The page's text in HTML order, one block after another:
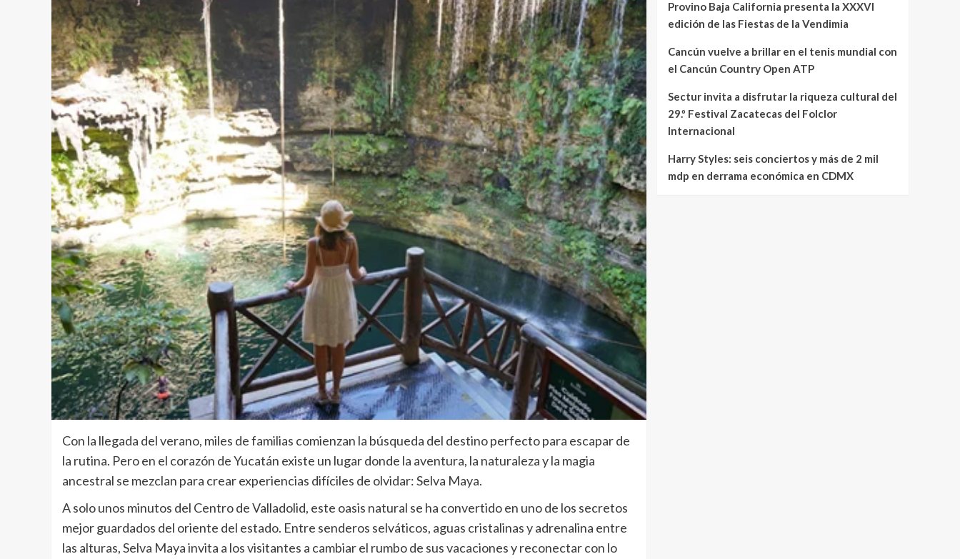
Con la llegada del verano, miles de familias comienzan la búsqueda del destino perfecto para escapar de
la rutina. Pero en el corazón de Yucatán existe un lugar donde la aventura, la naturaleza y la magia
ancestral se mezclan para crear experiencias difíciles de olvidar: Selva Maya.
A solo unos minutos del Centro de Valladolid, este oasis natural se ha convertido en uno de los secretos
mejor guardados del oriente del estado. Entre senderos selváticos, aguas cristalinas y adrenalina entre
las alturas, Selva Maya invita a los visitantes a cambiar el rumbo de sus vacaciones y reconectar con lo
Provino Baja California presenta la XXXVI
edición de las Fiestas de la Vendimia
Cancún vuelve a brillar en el tenis mundial con
el Cancún Country Open ATP
Sectur invita a disfrutar la riqueza cultural del
29.º Festival Zacatecas del Folclor
Internacional
Harry Styles: seis conciertos y más de 2 mil
mdp en derrama económica en CDMX